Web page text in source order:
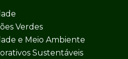
Verdes
e Meio Ambiente
Sustentáveis